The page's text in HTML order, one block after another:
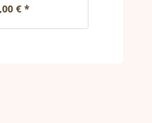
€ *